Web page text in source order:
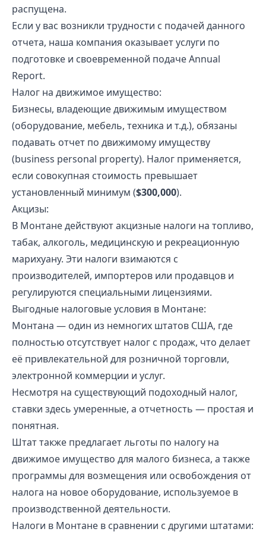
распущена.
Если у вас возникли трудности с подачей данного
отчета, наша компания оказывает услуги по
подготовке и своевременной подаче Annual
Report.
Налог на движимое имущество:
Бизнесы, владеющие движимым имуществом
(оборудование, мебель, техника и т.д.), обязаны
подавать отчет по движимому имуществу
(business personal property). Налог применяется,
если совокупная стоимость превышает
установленный минимум ($300,000).
Акцизы:
В Монтане действуют акцизные налоги на топливо,
табак, алкоголь, медицинскую и рекреационную
марихуану. Эти налоги взимаются с
производителей, импортеров или продавцов и
регулируются специальными лицензиями.
Выгодные налоговые условия в Монтане:
Монтана — один из немногих штатов США, где
полностью отсутствует налог с продаж, что делает
её привлекательной для розничной торговли,
электронной коммерции и услуг.
Несмотря на существующий подоходный налог,
ставки здесь умеренные, а отчетность — простая и
понятная.
Штат также предлагает льготы по налогу на
движимое имущество для малого бизнеса, а также
программы для возмещения или освобождения от
налога на новое оборудование, используемое в
производственной деятельности.
Налоги в Монтане в сравнении с другими штатами: